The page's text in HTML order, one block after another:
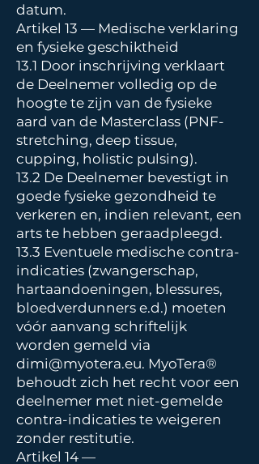
datum.
Artikel 13 — Medische verklaring
en fysieke geschiktheid
13.1 Door inschrijving verklaart
de Deelnemer volledig op de
hoogte te zijn van de fysieke
aard van de Masterclass (PNF-
stretching, deep tissue,
cupping, holistic pulsing).
13.2 De Deelnemer bevestigt in
goede fysieke gezondheid te
verkeren en, indien relevant, een
arts te hebben geraadpleegd.
13.3 Eventuele medische contra-
indicaties (zwangerschap,
hartaandoeningen, blessures,
bloedverdunners e.d.) moeten
vóór aanvang schriftelijk
worden gemeld via
dimi@myotera.eu. MyoTera®
behoudt zich het recht voor een
deelnemer met niet-gemelde
contra-indicaties te weigeren
zonder restitutie.
Artikel 14 —